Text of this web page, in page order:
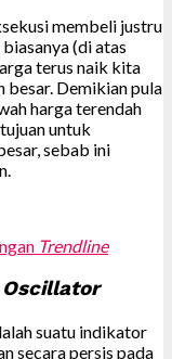
membeli justru
(di atas
terus naik kita
besar. Demikian pula
harga terendah
untuk
sebab ini
Trendline
suatu indikator
secara persis pada